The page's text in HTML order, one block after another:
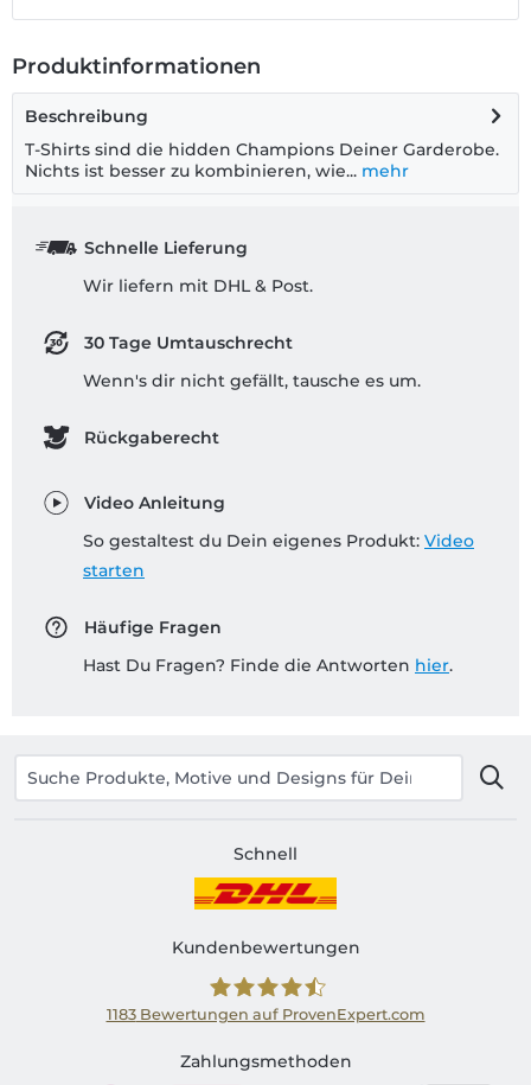
Produktinformationen
Beschreibung
T-Shirts sind die hidden Champions Deiner Garderobe.
Nichts ist besser zu kombinieren, wie... mehr
Schnelle Lieferung
Wir liefern mit DHL & Post.
30 Tage Umtauschrecht
Wenn's dir nicht gefällt, tausche es um.
Rückgaberecht
Video Anleitung
So gestaltest du Dein eigenes Produkt: Video
starten
Häufige Fragen
Hast Du Fragen? Finde die Antworten hier.
Schnell
Kundenbewertungen
Shirtinator AT
1183Bewertungen auf ProvenExpert.com
Zahlungsmethoden